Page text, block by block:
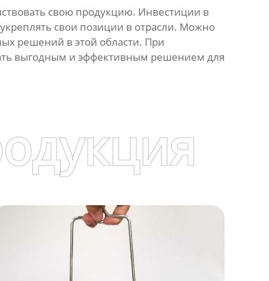
свою продукцию. Инвестиции в
свои позиции в отрасли. Можно
решений в этой области. При
выгодным и эффективным решением для